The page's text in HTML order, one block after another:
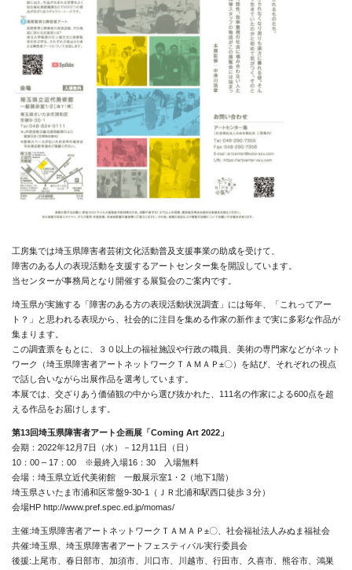
工房集では埼玉県障害者芸術文化活動普及支援事業の助成を受けて、
障害のある人の表現活動を支援するアートセンター集を開設しています。
当センターが事務局となり開催する展覧会のご案内です。
埼玉県が実施する「障害のある方の表現活動状況調査」には毎年、「これってアー
ト？」と思われる表現から、社会的に注目を集める作家の新作まで実に多彩な作品が
集まります。
この調査票をもとに、３０以上の福祉施設や行政の職員、美術の専門家などがネット
ワーク（埼玉県障害者アートネットワークＴＡＭＡＰ±〇）を結び、それぞれの視点
で話し合いながら出展作品を選考しています。
本展では、交ざりあう価値観の中から選び抜かれた、111名の作家による600点を超
える作品をお届けします。
第13回埼玉県障害者アート企画展「Coming Art 2022」
会期：2022年12月7日（水）－12月11日（日）
10：00 – 17：00 ※最終入場16：30 入場無料
会場：埼玉県立近代美術館 一般展示室1・2（地下1階）
埼玉県さいたま市浦和区常盤9-30-1（ＪＲ北浦和駅西口徒歩３分）
会場HP http://www.pref.spec.ed.jp/momas/
主催:埼玉県障害者アートネットワークＴＡＭＡＰ±〇、社会福祉法人みぬま福祉会
共催:埼玉県、埼玉県障害者アートフェスティバル実行委員会
後援:上尾市、春日部市、加須市、川口市、川越市、行田市、久喜市、熊谷市、鴻巣